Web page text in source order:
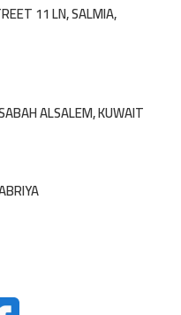
11 LN, SALMIA,
ALSALEM, KUWAIT